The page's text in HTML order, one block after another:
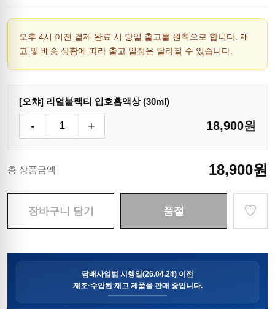
오후 4시 이전 결제 완료 시 당일 출고를 원칙으로 합니다. 재
고 및 배송 상황에 따라 출고 일정은 달라질 수 있습니다.
[오챠] 리얼블랙티 입호흡액상 (30ml)
- + 18,900원
총 상품금액 18,900원
장바구니 담기 품절 ♡